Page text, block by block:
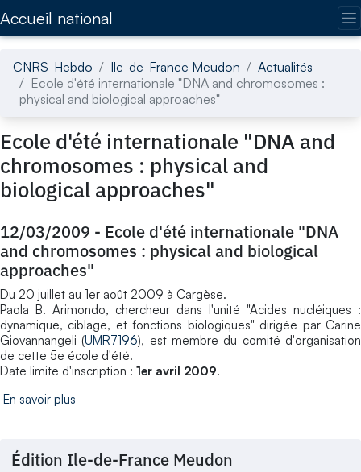
Accueil national
CNRS-Hebdo Ile-de-France Meudon
Actualités
Ecole d'été internationale "DNA and chromosomes :
physical and biological approaches"
Ecole d'été internationale "DNA and
chromosomes : physical and
biological approaches"
12/03/2009 - Ecole d'été internationale "DNA
and chromosomes : physical and biological
approaches"
Du 20 juillet au 1er août 2009 à Cargèse.
Paola B. Arimondo, chercheur dans l'unité "Acides nucléiques :
dynamique, ciblage, et fonctions biologiques" dirigée par Carine
Giovannangeli (UMR7196), est membre du comité d'organisation
de cette 5e école d'été.
Date limite d'inscription : 1er avril 2009.
En savoir plus
Édition Ile-de-France Meudon